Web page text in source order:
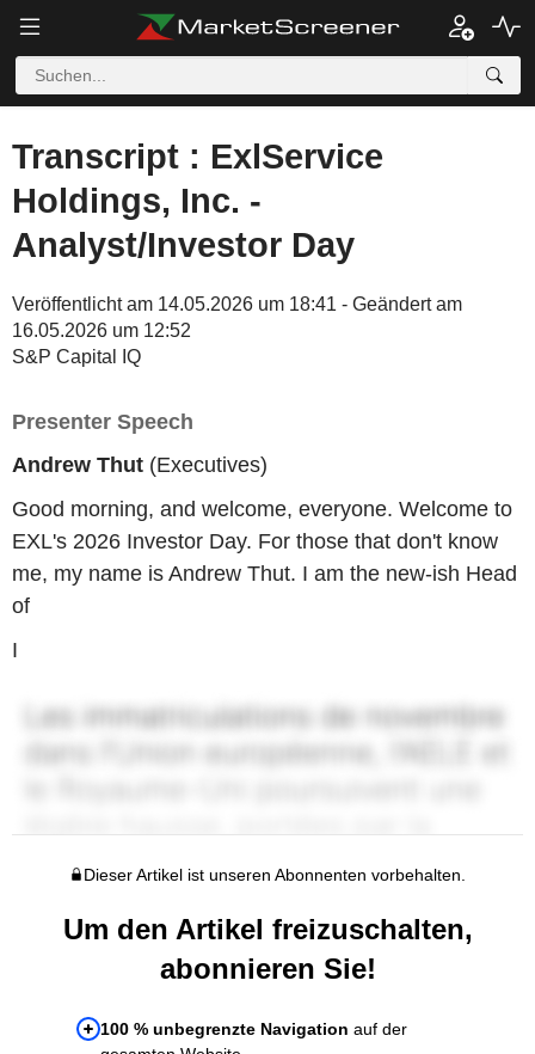
Transcript : ExlService
Holdings, Inc. -
Analyst/Investor Day
Veröffentlicht am 14.05.2026 um 18:41 - Geändert am
16.05.2026 um 12:52
S&P Capital IQ
Presenter Speech
Andrew Thut (Executives)
Good morning, and welcome, everyone. Welcome to
EXL's 2026 Investor Day. For those that don't know
me, my name is Andrew Thut. I am the new-ish Head
of
I
Dieser Artikel ist unseren Abonnenten vorbehalten.
Um den Artikel freizuschalten,
abonnieren Sie!
100 % unbegrenzte Navigation auf der